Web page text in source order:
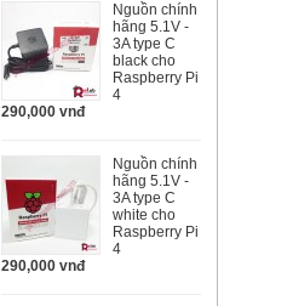
Nguồn chính
hãng 5.1V -
3A type C
black cho
Raspberry Pi
4
290,000 vnđ
Nguồn chính
hãng 5.1V -
3A type C
white cho
Raspberry Pi
4
290,000 vnđ